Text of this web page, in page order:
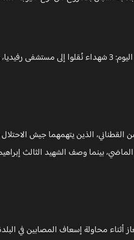
الذين يتهمهما جيش الاحتلال
بينما وصف الشهيد الثالث
أثناء محاولة إسعاف المصابين في